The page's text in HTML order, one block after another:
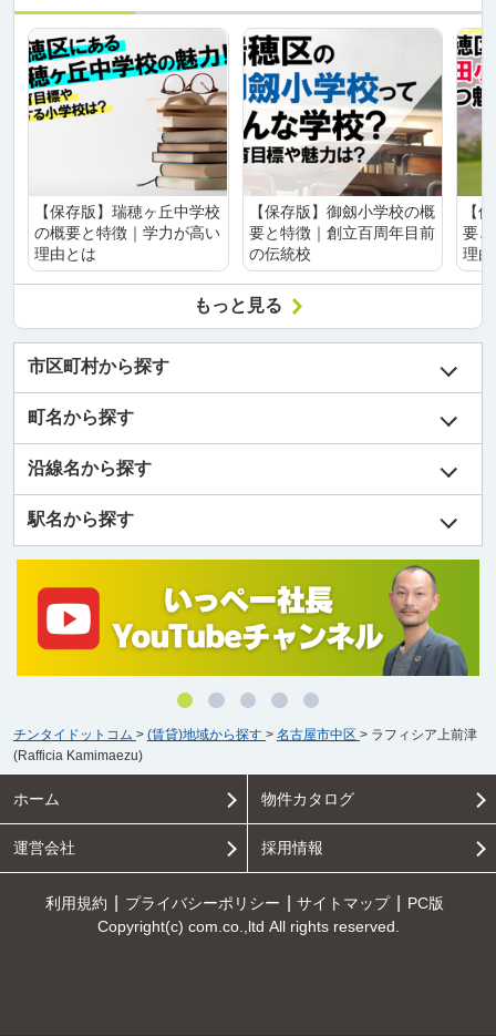
【保存版】瑞穂ヶ丘中学校
の概要と特徴｜学力が高い
理由とは
【保存版】御劔小学校の概
要と特徴｜創立百周年目前
の伝統校
【
要
理
もっと見る
市区町村から探す
町名から探す
沿線名から探す
駅名から探す
チンタイドットコム > (賃貸)地域から探す > 名古屋市中区 > ラフィシア上前津
(Rafficia Kamimaezu)
ホーム 物件カタログ
運営会社 採用情報
利用規約 プライバシーポリシー サイトマップ
PC版
Copyright(c) com.co.,ltd All rights reserved.